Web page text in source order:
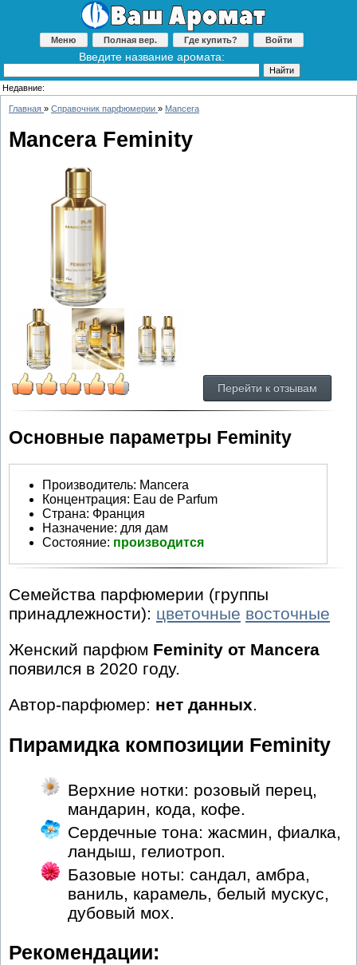
Меню Полная вер. Где купить? Войти
Введите название аромата:
Недавние:
Главная » Справочник парфюмерии » Mancera
Mancera Feminity
Перейти к отзывам
Основные параметры Feminity
Производитель: Mancera
Концентрация: Eau de Parfum
Страна: Франция
Назначение: для дам
Состояние: производится
Семейства парфюмерии (группы
принадлежности): цветочные восточные
Женский парфюм Feminity от Mancera
появился в 2020 году.
Автор-парфюмер: нет данных.
Пирамидка композиции Feminity
Верхние нотки: розовый перец,
мандарин, кода, кофе.
Сердечные тона: жасмин, фиалка,
ландыш, гелиотроп.
Базовые ноты: сандал, амбра,
ваниль, карамель, белый мускус,
дубовый мох.
Рекомендации: